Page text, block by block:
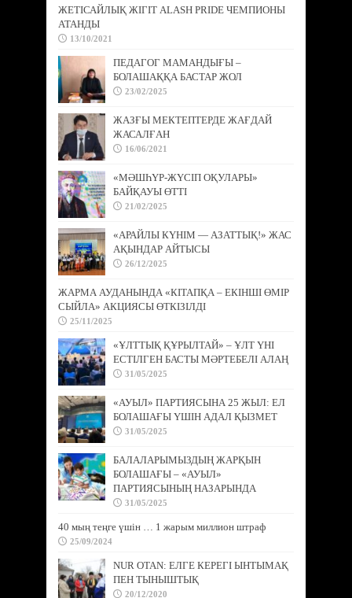
ЖЕТІСАЙЛЫҚ ЖІГІТ ALASH PRIDE ЧЕМПИОНЫ
АТАНДЫ
13/10/2021
ПЕДАГОГ МАМАНДЫҒЫ –
БОЛАШАҚҚА БАСТАР ЖОЛ
23/02/2025
ЖАЗҒЫ МЕКТЕПТЕРДЕ ЖАҒДАЙ
ЖАСАЛҒАН
16/06/2021
«МӘШҺҮР-ЖҮСІП ОҚУЛАРЫ»
БАЙҚАУЫ ӨТТІ
21/02/2025
«АРАЙЛЫ КҮНІМ — АЗАТТЫҚ!» ЖАС
АҚЫНДАР АЙТЫСЫ
26/12/2025
ЖАРМА АУДАНЫНДА «КІТАПҚА – ЕКІНШІ ӨМІР
СЫЙЛА» АКЦИЯСЫ ӨТКІЗІЛДІ
25/11/2025
«ҰЛТТЫҚ ҚҰРЫЛТАЙ» – ҰЛТ ҮНІ
ЕСТІЛГЕН БАСТЫ МӘРТЕБЕЛІ АЛАҢ
31/05/2025
«АУЫЛ» ПАРТИЯСЫНА 25 ЖЫЛ: ЕЛ
БОЛАШАҒЫ ҮШІН АДАЛ ҚЫЗМЕТ
31/05/2025
БАЛАЛАРЫМЫЗДЫҢ ЖАРҚЫН
БОЛАШАҒЫ – «АУЫЛ»
ПАРТИЯСЫНЫҢ НАЗАРЫНДА
31/05/2025
40 мың теңге үшін … 1 жарым миллион штраф
25/09/2024
NUR OTAN: ЕЛГЕ КЕРЕГІ ЫНТЫМАҚ
ПЕН ТЫНЫШТЫҚ
20/12/2020